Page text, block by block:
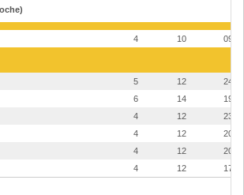
4 10 09
5 12
24
6 14
19
4 12
23
4 12
20
4 12
20
4 12 17